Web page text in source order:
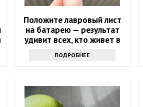
Положите лавровый лист
на батарею — результат
удивит всех, кто живет в
ПОДРОБНЕЕ